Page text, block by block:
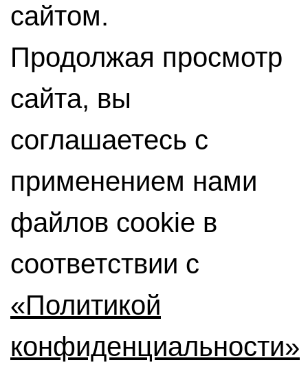
сайтом.
Продолжая просмотр
сайта, вы
соглашаетесь с
применением нами
файлов cookie в
соответствии с
«Политикой
конфиденциальности»